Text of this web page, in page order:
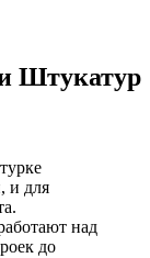
Штукатур
и для
над
до